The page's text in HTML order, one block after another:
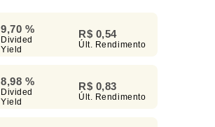
9,70 %
Divided
Yield
R$ 0,54
Últ. Rendimento
8,98 %
Divided
Yield
R$ 0,83
Últ. Rendimento